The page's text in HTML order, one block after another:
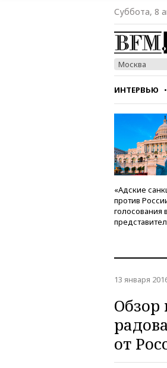
Суббота, 8
Москва
ИНТЕРВЬЮ
СТИЛЬ
«Адские
против
голосования
13 января
Обзор
от